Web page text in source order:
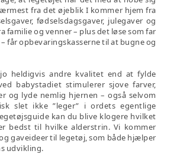
fra det øjeblik I kommer hjem fra
fødselsdagsgaver, julegaver og
familie og venner – plus det løse som far
får opbevaringskasserne til at bugne og
heldigvis andre kvalitet end at fylde
babystadiet stimulerer sjove farver,
og lyde nemlig hjernen – også selvom
slet ikke ”leger” i ordets egentlige
kan du blive klogere hvilket
bedst til hvilke alderstrin. Vi kommer
gaveideer til legetøj, som både hjælper
udvikling.